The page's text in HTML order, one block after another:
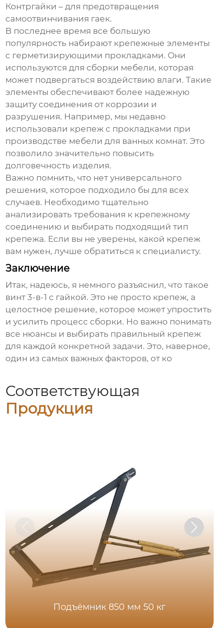
Контргайки – для предотвращения
самоотвинчивания гаек.
В последнее время все большую
популярность набирают крепежные элементы
с герметизирующими прокладками. Они
используются для сборки мебели, которая
может подвергаться воздействию влаги. Такие
элементы обеспечивают более надежную
защиту соединения от коррозии и
разрушения. Например, мы недавно
использовали крепеж с прокладками при
производстве мебели для ванных комнат. Это
позволило значительно повысить
долговечность изделия.
Важно помнить, что нет универсального
решения, которое подходило бы для всех
случаев. Необходимо тщательно
анализировать требования к крепежному
соединению и выбирать подходящий тип
крепежа. Если вы не уверены, какой крепеж
вам нужен, лучше обратиться к специалисту.
Заключение
Итак, надеюсь, я немного разъяснил, что такое
винт 3-в-1 с гайкой. Это не просто крепеж, а
целостное решение, которое может упростить
и усилить процесс сборки. Но важно понимать
все нюансы и выбирать правильный крепеж
для каждой конкретной задачи. Это, наверное,
один из самых важных факторов, от ко
Соответствующая
Продукция
Подъёмник 850 мм 50 кг